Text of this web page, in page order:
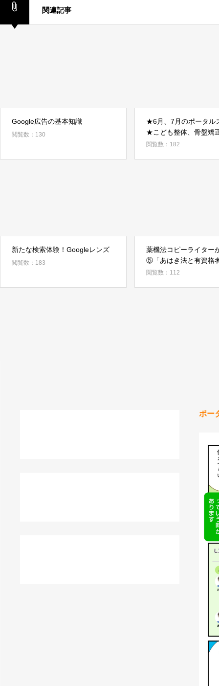
関連記事
Google広告の基本知識
閲覧数：130
★6月、7月のポータル
★こども整体、骨盤矯
故と盛りだくさんでお
閲覧数：182
新たな検索体験！Googleレンズ
閲覧数：183
薬機法コピーライター
⑤「あはき法と有資格
者」
閲覧数：112
ポー